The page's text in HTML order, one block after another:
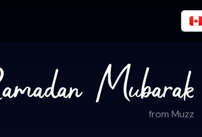
from Muzz